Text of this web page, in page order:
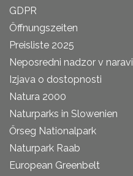
GDPR
Öffnungszeiten
Preisliste 2025
Neposredni nadzor v naravi
Izjava o dostopnosti
Natura 2000
Naturparks in Slowenien
Őrseg Nationalpark
Naturpark Raab
European Greenbelt